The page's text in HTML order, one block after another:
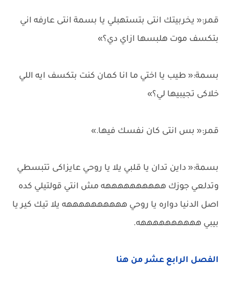
قمر:« يخربيتك انتى بتستهبلي يا بسمة انتى عارفه اني
بتكسف موت هلبسها ازاي دي؟»
بسمة:« طيب يا اختي ما انا كمان كنت بتكسف ايه اللي
خلاكى تجيبيها لي؟»
قمر:« بس انتى كان نفسك فيها.»
بسمة:« داين تدان يا قلبي يلا يا روحي عايزاكى تتبسطي
وتدلعي جوزك ههههههههههه مش انتي قولتيلي كده
اصل الدنيا دواره يا روحي ههههههههههه يلا تيك كير يا
بيبي ههههههههههه.
الفصل الرابع عشر من هنا